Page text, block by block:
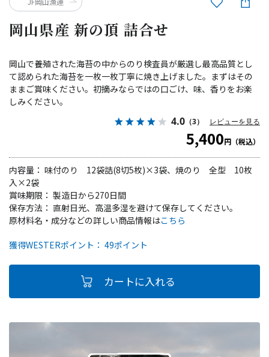
岡山県産 新の頂 詰合せ
岡山で養殖された海苔の中からのり検査員が厳選し最高品質とし
て認められた海苔を一枚一枚丁寧に焼き上げました。まずはその
ままご賞味ください。初摘みならではの口ごけ、味、香りをお楽
しみください。
4.0 （3） レビューを見る
5,400円（税込）
内容量： 味付のり 12袋詰(8切5枚)×3袋、焼のり 全型 10枚
入×2袋
賞味期限： 製造日から270日間
保存方法： 直射日光、高温多湿を避けて保存してください。
獲得WESTERポイント： 49ポイント
原材料名・成分などの詳しい商品情報はこちら